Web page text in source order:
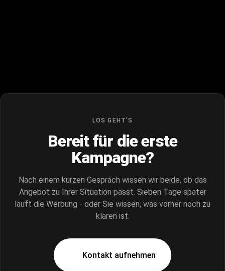
LOS GEHT'S
Bereit für die erste
Kampagne?
Nach einem kurzen Gespräch wissen wir beide, ob das
Angebot zu Ihrer Situation passt. Sieben Tage später
läuft die Werbung - oder Sie wissen, was vorher noch zu
klären ist.
Kontakt aufnehmen